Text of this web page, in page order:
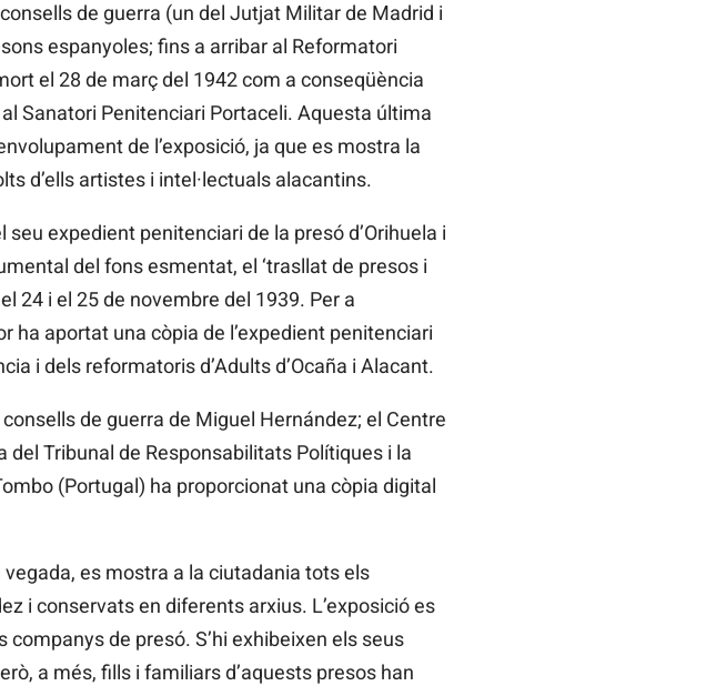
de guerra (un del Jutjat Militar de Madrid i
espanyoles; fins a arribar al Reformatori
el 28 de març del 1942 com a conseqüència
Sanatori Penitenciari Portaceli. Aquesta última
de l’exposició, ja que es mostra la
d’ells artistes i intel·lectuals alacantins.
expedient penitenciari de la presó d’Orihuela i
del fons esmentat, el ‘trasllat de presos i
24 i el 25 de novembre del 1939. Per a
ha aportat una còpia de l’expedient penitenciari
i dels reformatoris d’Adults d’Ocaña i Alacant.
de guerra de Miguel Hernández; el Centre
Tribunal de Responsabilitats Polítiques i la
(Portugal) ha proporcionat una còpia digital
es mostra a la ciutadania tots els
i conservats en diferents arxius. L’exposició es
de presó. S’hi exhibeixen els seus
a més, fills i familiars d’aquests presos han